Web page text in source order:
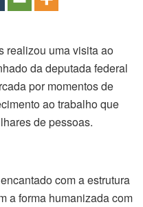
realizou uma visita ao
da deputada federal
por momentos de
ao trabalho que
de pessoas.
com a estrutura
a forma humanizada com